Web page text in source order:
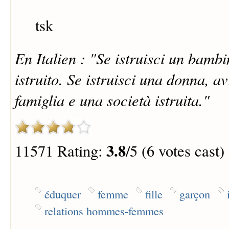
tsk
En Italien : "Se istruisci un
istruito. Se istruisci una donna,
famiglia e una società istruita."
11571 Rating: 3.8/5 (6 votes cast)
éduquer femme fille garçon
relations hommes-femmes